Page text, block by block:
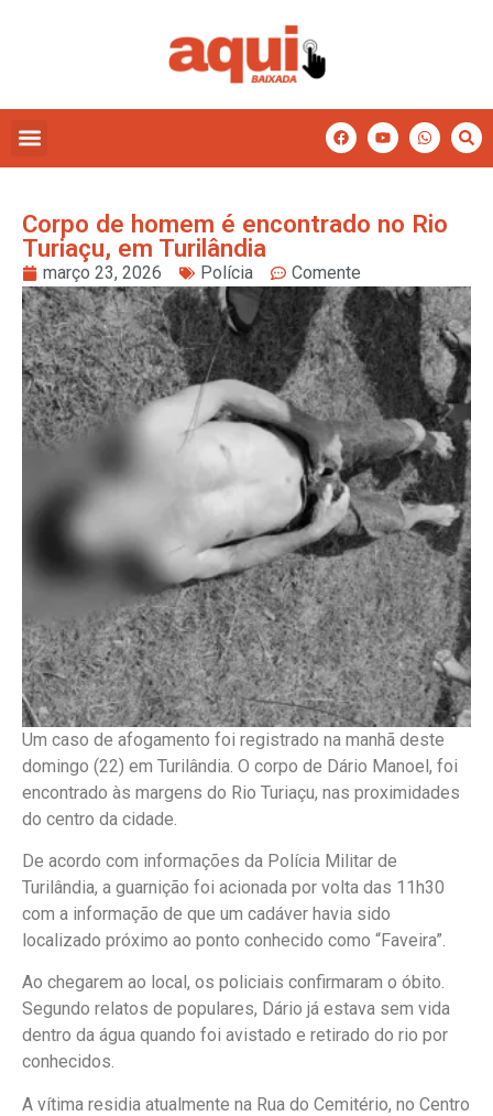
Corpo de homem é encontrado no Rio
Turiaçu, em Turilândia
março 23, 2026 Polícia Comente
Um caso de afogamento foi registrado na manhã deste
domingo (22) em Turilândia. O corpo de Dário Manoel, foi
encontrado às margens do Rio Turiaçu, nas proximidades
do centro da cidade.
De acordo com informações da Polícia Militar de
Turilândia, a guarnição foi acionada por volta das 11h30
com a informação de que um cadáver havia sido
localizado próximo ao ponto conhecido como “Faveira”.
Ao chegarem ao local, os policiais confirmaram o óbito.
Segundo relatos de populares, Dário já estava sem vida
dentro da água quando foi avistado e retirado do rio por
conhecidos.
A vítima residia atualmente na Rua do Cemitério, no Centro